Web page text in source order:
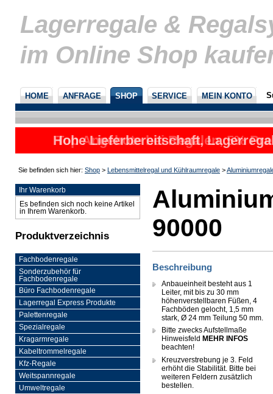
Lagerregale &
im Online Shop
HOME ANFRAGE SHOP SERVICE MEIN KONTO
Top Angebote bei Regalen, 5%
Hohe Lieferbereitschaft,
nicht
Sie befinden sich hier: Shop > Lebensmittelregal und Kühlraumregale >
Ihr Warenkorb
Es befinden sich noch keine Artikel
in Ihrem Warenkorb.
Produktverzeichnis
Fachbodenregale
Sonderzubehör für
Fachbodenregale
Büro Fachbodenregale
Lagerregal Express Produkte
Palettenregale
Spezialregale
Kragarmregale
Kabeltrommelregale
Kfz-Regale
Weitspannregale
Umweltregale
90000
Beschreibung
Anbaueinheit besteht aus 1
Leiter, mit bis zu 30 mm
höhenverstellbaren Füßen, 4
Fachböden gelocht, 1,5 mm
stark, Ø 24 mm Teilung 50 mm.
Bitte zwecks Aufstellmaße
Hinweisfeld MEHR INFOS
beachten!
Kreuzverstrebung je 3. Feld
erhöht die Stabilität. Bitte bei
weiteren Feldern zusätzlich
bestellen.